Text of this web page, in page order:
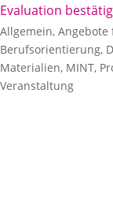
Evaluation
Allgemein, Angebote
Berufsorientierung,
Materialien, MINT,
Veranstaltung